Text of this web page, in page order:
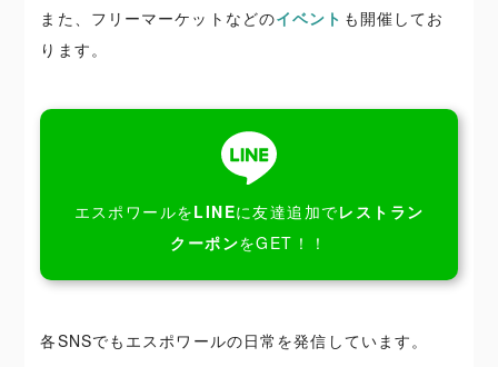
また、フリーマーケットなどのイベント も開催してお
ります。
エスポワールをLINEに友達追加でレストラン
クーポンをGET！！
各SNSでもエスポワールの日常を発信しています。